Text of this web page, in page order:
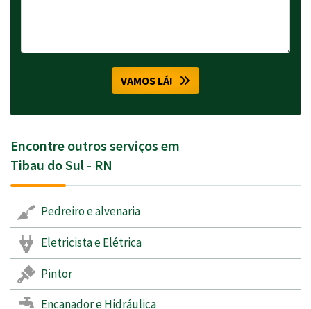
VAMOS LÁ!
Encontre outros serviços em
Tibau do Sul - RN
Pedreiro e alvenaria
Eletricista e Elétrica
Pintor
Encanador e Hidráulica